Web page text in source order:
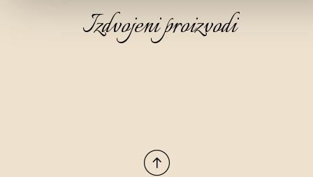
Izdvojeni proizvodi